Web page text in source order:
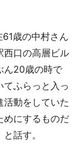
歳の中村さん
西口の高層ビル
ん20歳の時で
ふらっと入っ
活動をしていた
めにするものだ
話す。